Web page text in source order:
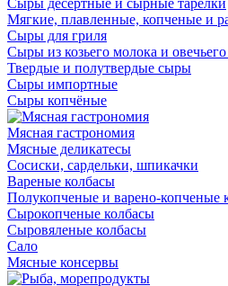
Сыры десертные и сырные тарелки
Мягкие, плавленные, копченые и
Сыры для гриля
Сыры из козьего молока и
Твердые и полутвердые сыры
Сыры импортные
Сыры копчёные
Мясная гастрономия
Мясные деликатесы
Сосиски, сардельки, шпикачки
Вареные колбасы
Полукопченые и варено-копченые
Сырокопченые колбасы
Сыровяленые колбасы
Сало
Мясные консервы